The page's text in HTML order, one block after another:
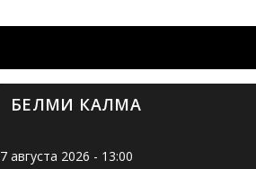
БЕЛМИ КАЛМА
7 августа 2026 - 13:00